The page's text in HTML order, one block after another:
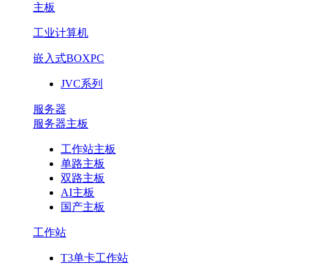
主板
工业计算机
嵌入式BOXPC
JVC系列
服务器
服务器主板
工作站主板
单路主板
双路主板
AI主板
国产主板
工作站
T3单卡工作站